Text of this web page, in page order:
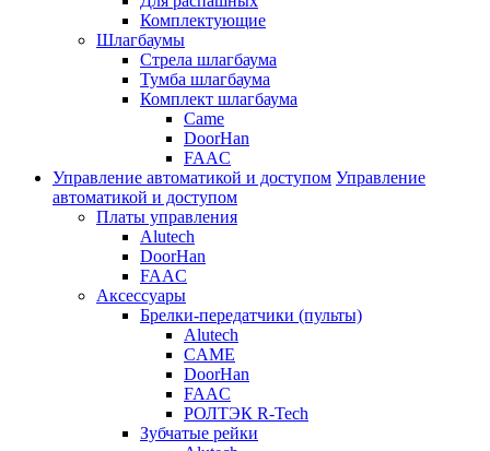
Комплектующие
Шлагбаумы
Стрела шлагбаума
Тумба шлагбаума
Комплект шлагбаума
Came
DoorHan
FAAC
Управление автоматикой и доступом Управление
автоматикой и доступом
Платы управления
Alutech
DoorHan
FAAC
Аксессуары
Брелки-передатчики (пульты)
Alutech
CAME
DoorHan
FAAC
РОЛТЭК R-Tech
Зубчатые рейки